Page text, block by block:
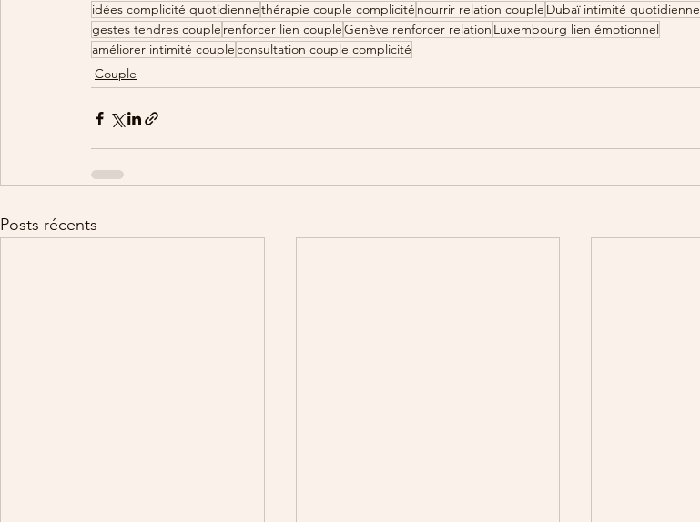
idées complicité quotidiennethérapie couple complicité nourrir relation couple Dubaï intimité quotidienne
gestes tendres couple renforcer lien coupleGenève renforcer relation Luxembourg lien émotionnel
améliorer intimité coupleconsultation couple complicité
Couple
Posts récents